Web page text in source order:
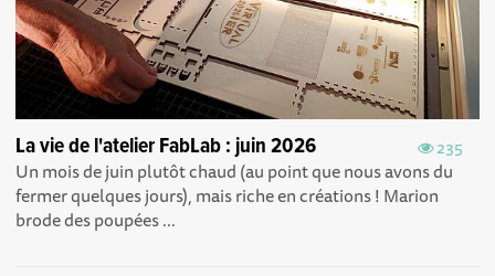
235
La vie de l'atelier FabLab : juin 2026
Un mois de juin plutôt chaud (au point que nous avons du
fermer quelques jours), mais riche en créations ! Marion
brode des poupées ...